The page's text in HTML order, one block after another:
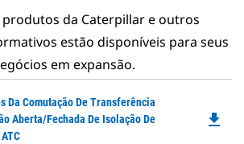
produtos da Caterpillar e outros
estão disponíveis para seus
em expansão.
Da Comutação De Transferência
Aberta/Fechada De Isolação De
file_download